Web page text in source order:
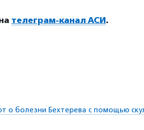
телеграм-канал АСИ.
о болезни Бехтерева с помощью